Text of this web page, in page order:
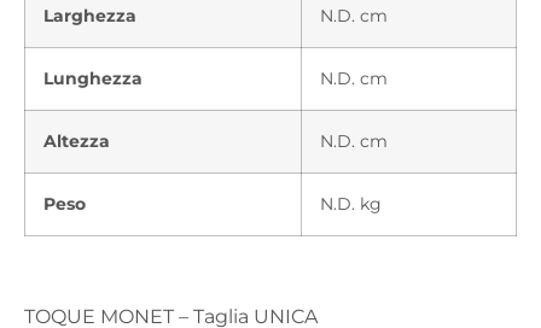
Larghezza N.D. cm
Lunghezza N.D. cm
Altezza N.D. cm
Peso N.D. kg
TOQUE MONET – Taglia UNICA